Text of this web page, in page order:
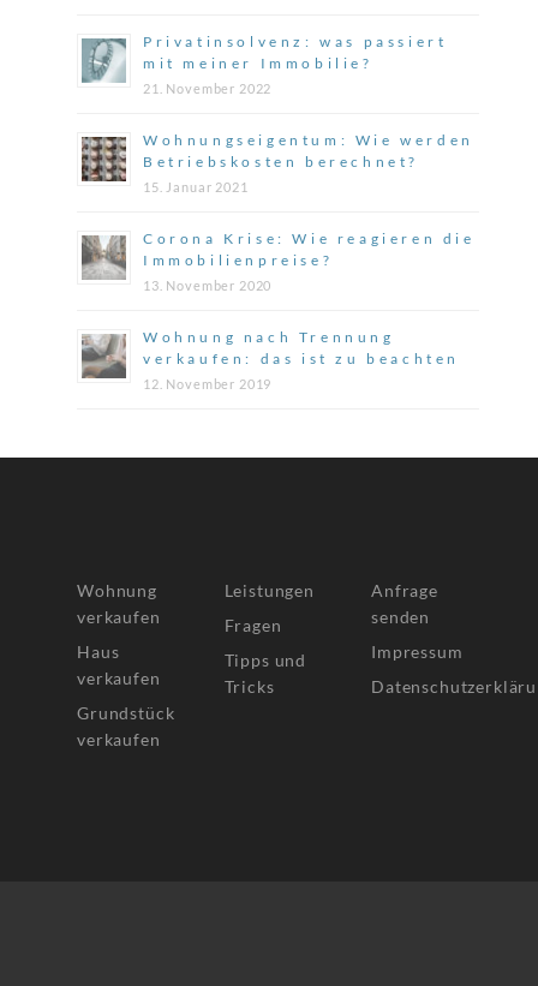
Privatinsolvenz: was passiert
mit meiner Immobilie?
21. November 2022
Wohnungseigentum: Wie werden
Betriebskosten berechnet?
15. Januar 2021
Corona Krise: Wie reagieren die
Immobilienpreise?
13. November 2020
Wohnung nach Trennung
verkaufen: das ist zu beachten
12. November 2019
Wohnung
verkaufen
Haus
verkaufen
Grundstück
verkaufen
Leistungen
Fragen
Tipps und
Tricks
Anfrage
senden
Impressum